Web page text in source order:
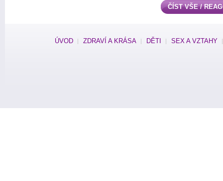
ČÍST VŠE /
ÚVOD ZDRAVÍ A KRÁSA DĚTI SEX A VZTAHY